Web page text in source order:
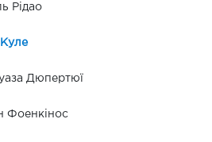
Рідао
Дюпертюї
Фоенкінос